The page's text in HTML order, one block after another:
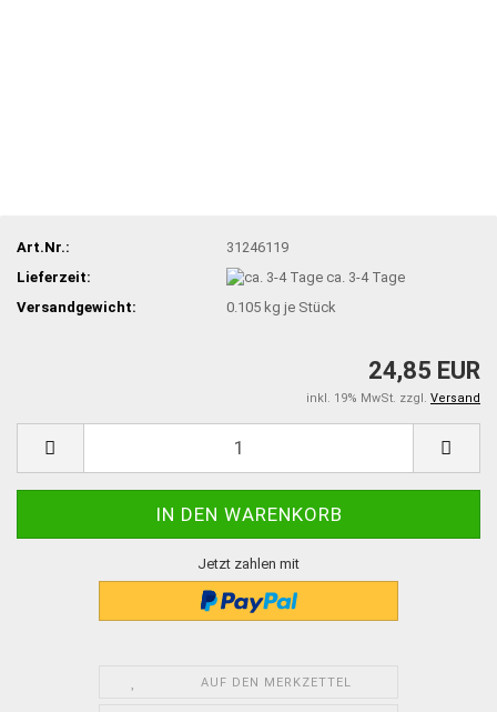
Art.Nr.:
31246119
Lieferzeit:
ca. 3-4 Tage
Versandgewicht:
0.105 kg je Stück
24,85 EUR
inkl. 19% MwSt. zzgl. Versand
Jetzt zahlen mit
AUF DEN MERKZETTEL